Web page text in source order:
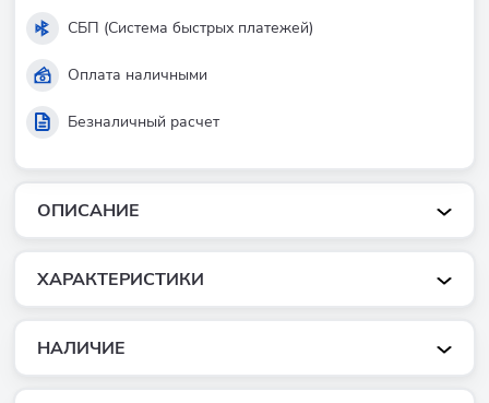
ОПИСАНИЕ
ХАРАКТЕРИСТИКИ
НАЛИЧИЕ
СБП (Система быстрых платежей)
Оплата наличными
Безналичный расчет